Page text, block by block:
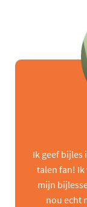
Ik geef bijles
talen fan!
mijn
nou echt